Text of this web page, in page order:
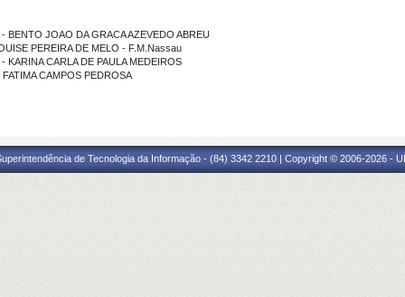
BENTO JOAO DA GRACA AZEVEDO ABREU
PEREIRA DE MELO - F.M.Nassau
KARINA CARLA DE PAULA MEDEIROS
CAMPOS PEDROSA
de Tecnologia da Informação - (84) 3342 2210 | Copyright © 2006-2026 -